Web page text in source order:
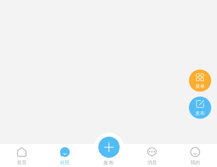

菜单

发布

首页

社区

发布

消息

我的